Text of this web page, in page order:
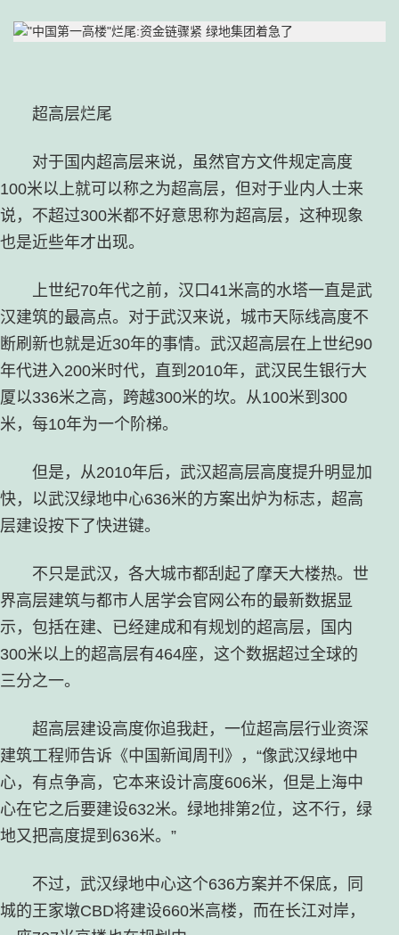
超高层烂尾
对于国内超高层来说，虽然官方文件规定高度
100米以上就可以称之为超高层，但对于业内人士来
说，不超过300米都不好意思称为超高层，这种现象
也是近些年才出现。
上世纪70年代之前，汉口41米高的水塔一直是武
汉建筑的最高点。对于武汉来说，城市天际线高度不
断刷新也就是近30年的事情。武汉超高层在上世纪90
年代进入200米时代，直到2010年，武汉民生银行大
厦以336米之高，跨越300米的坎。从100米到300
米，每10年为一个阶梯。
但是，从2010年后，武汉超高层高度提升明显加
快，以武汉绿地中心636米的方案出炉为标志，超高
层建设按下了快进键。
不只是武汉，各大城市都刮起了摩天大楼热。世
界高层建筑与都市人居学会官网公布的最新数据显
示，包括在建、已经建成和有规划的超高层，国内
300米以上的超高层有464座，这个数据超过全球的
三分之一。
超高层建设高度你追我赶，一位超高层行业资深
建筑工程师告诉《中国新闻周刊》，“像武汉绿地中
心，有点争高，它本来设计高度606米，但是上海中
心在它之后要建设632米。绿地排第2位，这不行，绿
地又把高度提到636米。”
不过，武汉绿地中心这个636方案并不保底，同
城的王家墩CBD将建设660米高楼，而在长江对岸，